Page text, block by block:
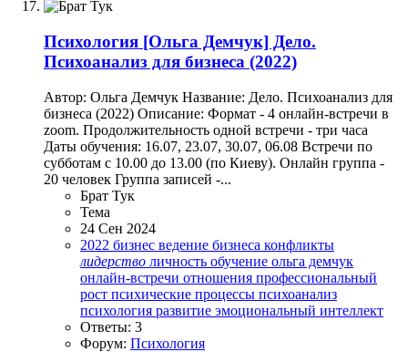
Психология [Ольга Демчук] Дело.
Психоанализ для бизнеса (2022)
Автор: Ольга Демчук Название: Дело. Психоанализ для
бизнеса (2022) Описание: Формат - 4 онлайн-встречи в
zoom. Продолжительность одной встречи - три часа
Даты обучения: 16.07, 23.07, 30.07, 06.08 Встречи по
субботам с 10.00 до 13.00 (по Киеву). Онлайн группа -
20 человек Группа записей -...
Брат Тук
Тема
24 Сен 2024
2022 бизнес ведение бизнеса конфликты
лидерство личность обучение ольга демчук
онлайн-встречи отношения профессиональный
рост психические процессы психоанализ
психология развитие эмоциональный интеллект
Ответы: 3
Форум: Психология